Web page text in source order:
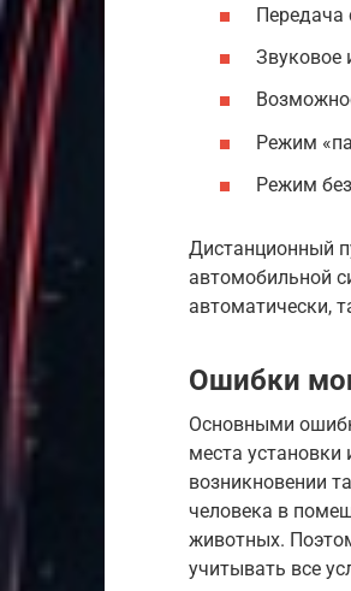
Передача
Звуковое
Режим
Режим
Дистанционный
автомобильной
автоматически,
Ошибки
Основными
места установки
возникновении
человека в
животных.
учитывать все